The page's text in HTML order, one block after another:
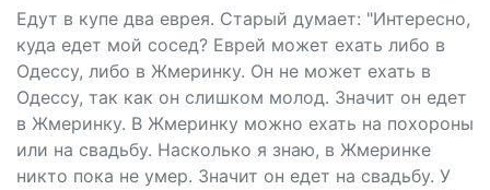
Едут в купе два еврея. Старый думает: "Интересно,
куда едет мой сосед? Еврей может ехать либо в
Одессу, либо в Жмеринку. Он не может ехать в
Одессу, так как он слишком молод. Значит он едет
в Жмеринку. В Жмеринку можно ехать на похороны
или на свадьбу. Насколько я знаю, в Жмеринке
никто пока не умер. Значит он едет на свадьбу. У